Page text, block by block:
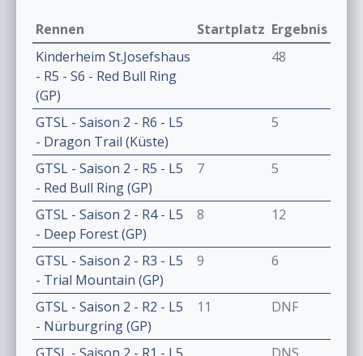
Rennen Startplatz Ergebnis
Kinderheim St.Josefshaus
- R5 - S6 - Red Bull Ring
(GP)
48
GTSL - Saison 2 - R6 - L5
- Dragon Trail (Küste)
5
GTSL - Saison 2 - R5 - L5
- Red Bull Ring (GP)
7 5
GTSL - Saison 2 - R4 - L5
- Deep Forest (GP)
8 12
GTSL - Saison 2 - R3 - L5
- Trial Mountain (GP)
9 6
GTSL - Saison 2 - R2 - L5
- Nürburgring (GP)
11 DNF